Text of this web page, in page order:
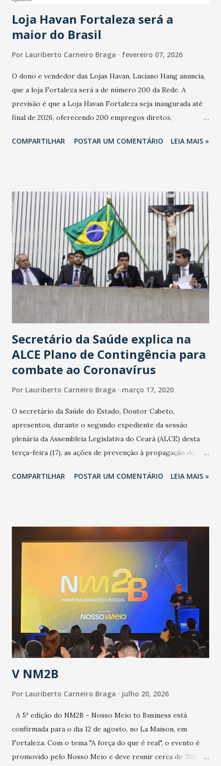
cresceu. De acordo com a pesquisa, 44% dos n...
Loja Havan Fortaleza será a
maior do Brasil
Por Lauriberto Carneiro Braga fevereiro 07, 2026
O dono e vendedor das Lojas Havan, Luciano Hang anuncia,
que a loja Fortaleza será a de número 200 da Rede. A
previsão é que a Loja Havan Fortaleza seja inaugurada até
final de 2026, oferecendo 200 empregos diretos,
Havan Fortaleza ainda não foi anunciada oficialmente, mas
COMPARTILHAR POSTAR UM COMENTÁRIO LEIA MAIS »
Secretário da Saúde explica na
ALCE Plano de Contingência para
combate ao Coronavírus
Por Lauriberto Carneiro Braga março 17, 2020
O secretário da Saúde do Estado, Doutor Cabeto,
apresentou, durante o segundo expediente da sessão
plenária da Assembleia Legislativa do Ceará (ALCE) desta
terça-feira (17), as ações de prevenção à propagação do
adotadas pelo Governo do Estado na contenção da
população suspeita e de cuidados com os ambientes
públicos e domiciliares. “Nós não estamos vivendo uma
epidemia comum, como temos em todos os anos, com
aumento de casos de dengue, influenza ou H1N1. Trata-se
de uma epidemia com um vírus diferente, com um poder de
contaminação maior que outros coronavírus”, apontou o
secretário. Segundo ele, é uma epidemia com chance de
contaminação alta, podendo gerar um grande risco à
população e ao sistema de saúde. “Precisamos saber fazer a
estratificação do risco da doença, para não so...
COMPARTILHAR POSTAR UM COMENTÁRIO LEIA MAIS »
V NM2B
Por Lauriberto Carneiro Braga julho 20, 2026
A 5ª edição do NM2B - Nosso Meio to Business está
confirmada para o dia 12 de agosto, no La Maison, em
Fortaleza. Com o tema "A força do que é real", o evento é
promovido pelo Nosso Meio e deve reunir cerca de 700